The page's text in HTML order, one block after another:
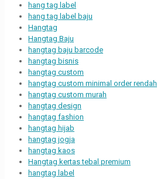
hang tag label
hang tag label baju
Hangtag
Hangtag Baju
hangtag baju barcode
hangtag bisnis
hangtag custom
hangtag custom minimal order rendah
hangtag custom murah
hangtag design
hangtag fashion
hangtag hijab
hangtag jogja
hangtag kaos
Hangtag kertas tebal premium
hangtag label